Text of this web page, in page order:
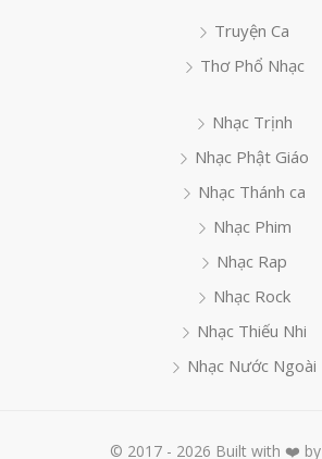
Truyện Ca
Thơ Phổ Nhạc
Nhạc Trịnh
Nhạc Phật Giáo
Nhạc Thánh ca
Nhạc Phim
Nhạc Rap
Nhạc Rock
Nhạc Thiếu Nhi
Nhạc Nước Ngoài
© 2017 - 2026 Built with ❤️ by